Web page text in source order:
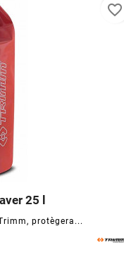
25 l
protègera...

favorite_border